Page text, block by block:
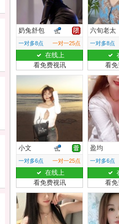
奶兔舒包
一对多8点 一对一25点
在线上
看免费视讯
六旬老太
一对多8点
看
小文
一对多6点 一对一25点
在线上
看免费视讯
盈均
一对多6点
看